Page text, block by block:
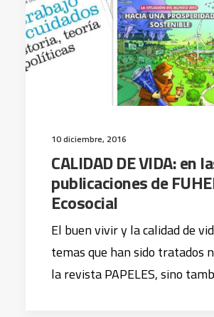
10 diciembre, 2016
CALIDAD DE VIDA: en
publicaciones de
Ecosocial
El buen vivir y la calidad de
temas que han sido tratados
la revista PAPELES, sino